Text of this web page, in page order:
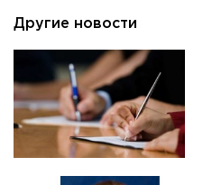
Другие новости